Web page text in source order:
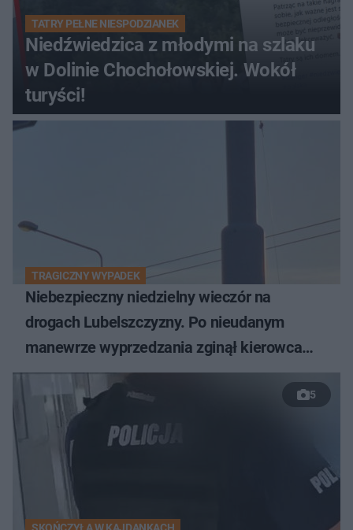
TATRY PEŁNE NIESPODZIANEK
Niedźwiedzica z młodymi na szlaku
w Dolinie Chochołowskiej. Wokół
turyści!
TRAGICZNY WYPADEK
Niebezpieczny niedzielny wieczór na
drogach Lubelszczyzny. Po nieudanym
manewrze wyprzedzania zginął kierowca
auta
5